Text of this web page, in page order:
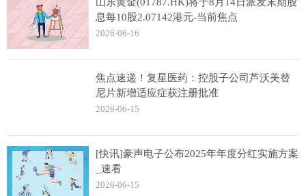
息每10股2.07142港元-当前焦点
2026-06-16
焦点速递！复星医药：控股子公司芦沃美替
尼片新增适应症获注册批准
2026-06-15
[快讯]豪声电子公布2025年年度分红实施方案
_速看
2026-06-15